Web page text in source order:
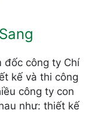
đốc công ty Chí
kế và thi công
công ty con
như: thiết kế